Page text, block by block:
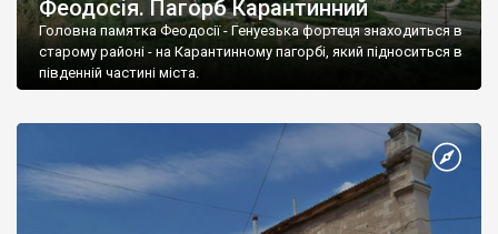
Феодосія. Пагорб Карантинний
Головна памятка Феодосії - Генуезька фортеця знаходиться в
старому районі - на Карантинному пагорбі, який підноситься в
південній частині міста.